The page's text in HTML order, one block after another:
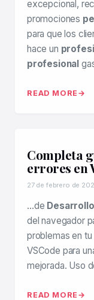
excepcional,
promociones
para que los
hace un
profesional
READ MORE
Completa
errores en
27 de febrero de
…de Desarrollo
del navegador
problemas en
VSCode para
mejorada. Uso
READ MORE